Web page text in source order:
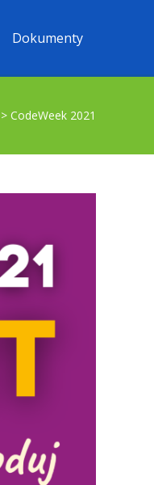
Dokumenty
> CodeWeek 2021